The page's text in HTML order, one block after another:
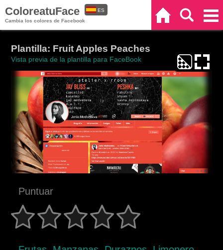
ColoreatuFace
Cambia los colores de Facebook
ES
Plantilla: Fruit Apples Peaches
Vista previa de la plantilla para FaceBook
Puntuar